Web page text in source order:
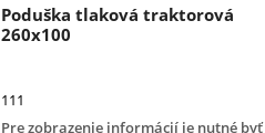
Poduška tlaková traktorová
260x100
111
Pre zobrazenie informácií je nutné byť